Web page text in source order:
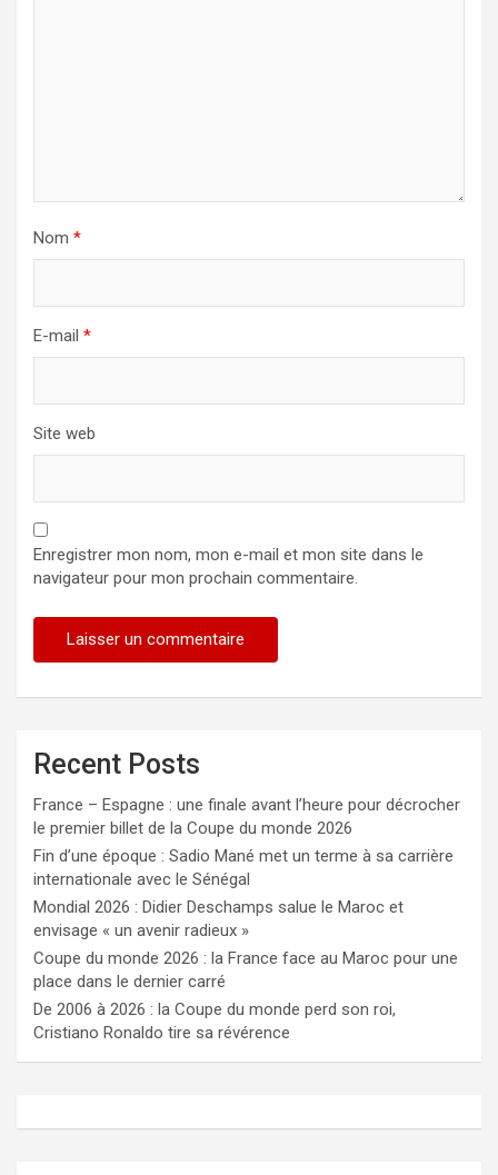
Nom *
E-mail *
Site web
Enregistrer mon nom, mon e-mail et mon site dans le
navigateur pour mon prochain commentaire.
Recent Posts
France – Espagne : une finale avant l’heure pour décrocher
le premier billet de la Coupe du monde 2026
Fin d’une époque : Sadio Mané met un terme à sa carrière
internationale avec le Sénégal
Mondial 2026 : Didier Deschamps salue le Maroc et
envisage « un avenir radieux »
Coupe du monde 2026 : la France face au Maroc pour une
place dans le dernier carré
De 2006 à 2026 : la Coupe du monde perd son roi,
Cristiano Ronaldo tire sa révérence